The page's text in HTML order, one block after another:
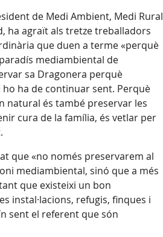
de Medi Ambient, Medi Rural
ha agraït als tretze treballadors
que duen a terme «perquè
mediambiental de
sa Dragonera perquè
ha de continuar sent. Perquè
natural és també preservar les
cura de la família, és vetlar per
que «no només preservarem al
mediambiental, sinó que a més
que existeixi un bon
instal·lacions, refugis, finques i
sent el referent que són